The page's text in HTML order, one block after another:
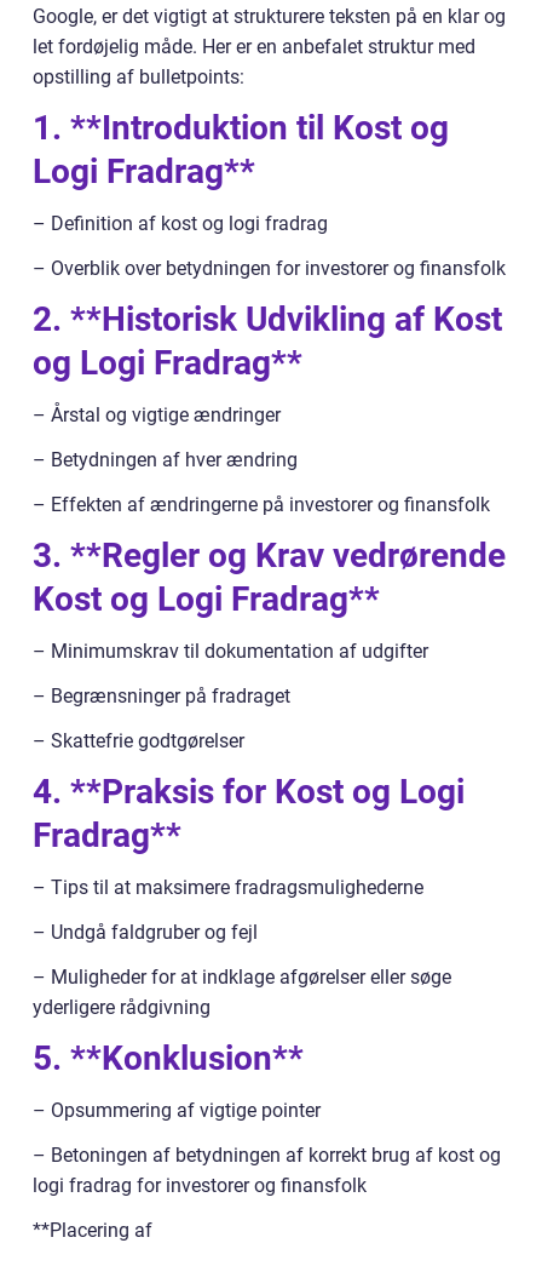
Google, er det vigtigt at strukturere teksten på en klar og
let fordøjelig måde. Her er en anbefalet struktur med
opstilling af bulletpoints:
1. **Introduktion til Kost og
Logi Fradrag**
– Definition af kost og logi fradrag
– Overblik over betydningen for investorer og finansfolk
2. **Historisk Udvikling af Kost
og Logi Fradrag**
– Årstal og vigtige ændringer
– Betydningen af hver ændring
– Effekten af ændringerne på investorer og finansfolk
3. **Regler og Krav vedrørende
Kost og Logi Fradrag**
– Minimumskrav til dokumentation af udgifter
– Begrænsninger på fradraget
– Skattefrie godtgørelser
4. **Praksis for Kost og Logi
Fradrag**
– Tips til at maksimere fradragsmulighederne
– Undgå faldgruber og fejl
– Muligheder for at indklage afgørelser eller søge
yderligere rådgivning
5. **Konklusion**
– Opsummering af vigtige pointer
– Betoningen af betydningen af korrekt brug af kost og
logi fradrag for investorer og finansfolk
**Placering af